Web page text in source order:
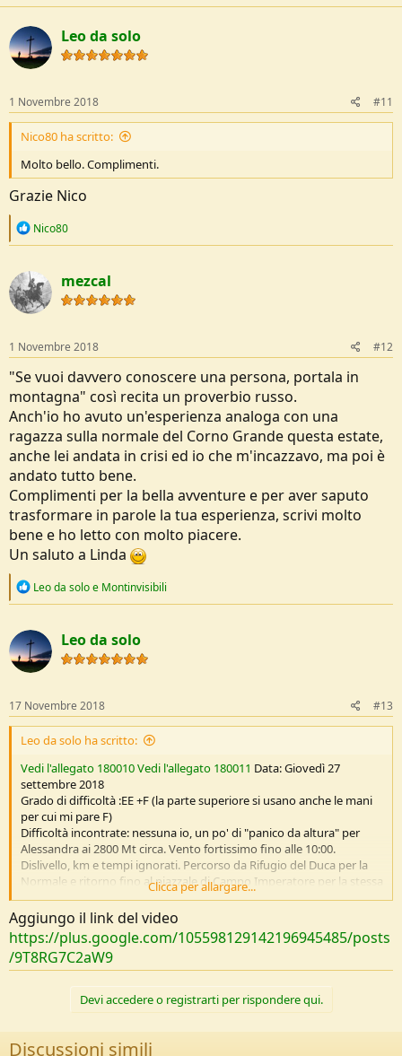
c
t
i
o
n
Leo da solo
1 Novembre 2018 #11
Nico80 ha scritto:
Molto bello. Complimenti.
Grazie Nico
R
c
t
i
o
s
:
Nico80
mezcal
1 Novembre 2018 #12
"Se vuoi davvero conoscere una persona, portala in
montagna" così recita un proverbio russo.
Anch'io ho avuto un'esperienza analoga con una
ragazza sulla normale del Corno Grande questa estate,
anche lei andata in crisi ed io che m'incazzavo, ma poi è
andato tutto bene.
Complimenti per la bella avventure e per aver saputo
trasformare in parole la tua esperienza, scrivi molto
bene e ho letto con molto piacere.
Un saluto a Linda
R
c
t
i
o
s
:
Leo da soloe Montinvisibili
Leo da solo
17 Novembre 2018 #13
Leo da solo ha scritto:
Vedi l'allegato 180010Vedi l'allegato 180011 Data: Giovedì 27
settembre 2018
Grado di difficoltà :EE +F (la parte superiore si usano anche le mani
per cui mi pare F)
Difficoltà incontrate: nessuna io, un po' di "panico da altura" per
Alessandra ai 2800 Mt circa. Vento fortissimo fino alle 10:00.
Dislivello, km e tempi ignorati. Percorso da Rifugio del Duca per la
Normale e ritorno fino al piazzale di Campo Imperatore per la stessa
via fino alla sella di Monte Aquila.
Descrizione :
Grida, strattona e sbraita Eolo su questo povero rifugio,tanto che
ogni tanto sembra si muovano le mura di legno del piano di sopra e
inutilmente ad affacciarmi fuori beccando in faccia la porta di ferro
dell'ingresso, con violenza tale da non permettere manco una
svegliamo poco prima dell'alba. Fuori fa troppo freddo e il vento
Clicca per allargare...
Aggiungo il link del video
https://plus.google.com/105598129142196945485/posts
/9T8RG7C2aW9
Devi accedere o registrarti per rispondere qui.
Discussioni simili